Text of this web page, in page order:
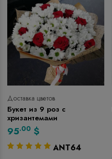
Доставка цветов
Букет из 9 роз с
хризантемами
95.00 $
ANT64